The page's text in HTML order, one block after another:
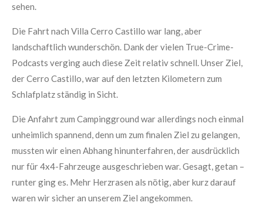
sehen.
Die Fahrt nach Villa Cerro Castillo war lang, aber
landschaftlich wunderschön. Dank der vielen True-Crime-
Podcasts verging auch diese Zeit relativ schnell. Unser Ziel,
der Cerro Castillo, war auf den letzten Kilometern zum
Schlafplatz ständig in Sicht.
Die Anfahrt zum Campingground war allerdings noch einmal
unheimlich spannend, denn um zum finalen Ziel zu gelangen,
mussten wir einen Abhang hinunterfahren, der ausdrücklich
nur für 4x4-Fahrzeuge ausgeschrieben war. Gesagt, getan –
runter ging es. Mehr Herzrasen als nötig, aber kurz darauf
waren wir sicher an unserem Ziel angekommen.